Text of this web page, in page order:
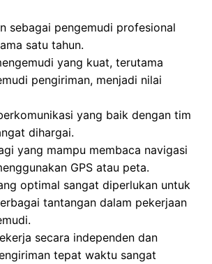
sebagai pengemudi profesional
satu tahun.
yang kuat, terutama
pengiriman, menjadi nilai
yang baik dengan tim
dihargai.
yang mampu membaca navigasi
GPS atau peta.
optimal sangat diperlukan untuk
tantangan dalam pekerjaan
secara independen dan
tepat waktu sangat